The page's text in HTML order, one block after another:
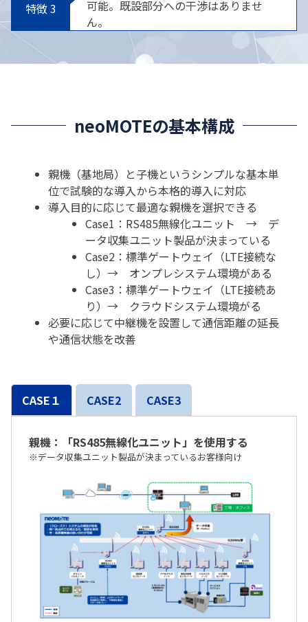
可能。既設部分への干渉はありませ
ん。
neoMOTEの基本構成
親機（基地局）と子機というシンプルな基本単
位で試験的な導入から本格的導入に対応
導入目的に応じて最適な親機を選択できる
Case1：RS485無線化ユニット → デ
ータ収集ユニット製品が決まっている
Case2：標準ゲートウェイ（LTE接続な
し）→ オンプレシステム環境がある
Case3：標準ゲートウェイ（LTE接続あ
り）→ クラウドシステム環境がる
必要に応じて中継機を設置して通信距離の延長
や通信状態を改善
CASE１ CASE2 CASE3
親機：「RS485無線化ユニット」を使用する
※データ収集ユニット製品が決まっているお客様向け